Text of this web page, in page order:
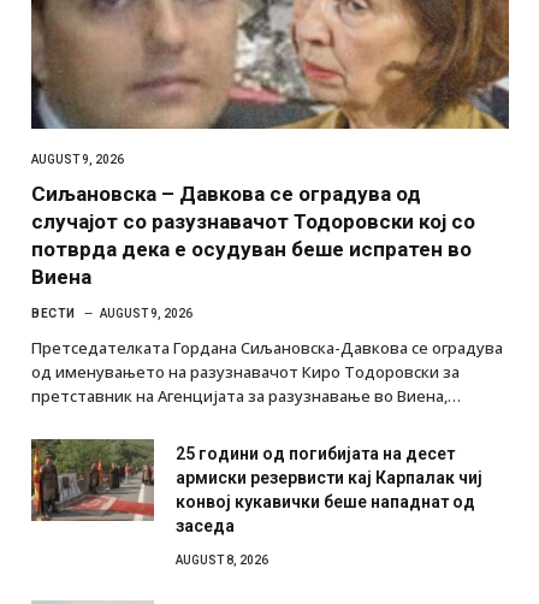
AUGUST 9, 2026
Сиљановска – Давкова се оградува од
случајот со разузнавачот Тодоровски кој со
потврда дека е осудуван беше испратен во
Виена
ВЕСТИ AUGUST 9, 2026
Претседателката Гордана Сиљановска-Давкова се оградува
од именувањето на разузнавачот Киро Тодоровски за
претставник на Агенцијата за разузнавање во Виена,…
25 години од погибијата на десет
армиски резервисти кај Карпалак чиј
конвој кукавички беше нападнат од
заседа
AUGUST 8, 2026